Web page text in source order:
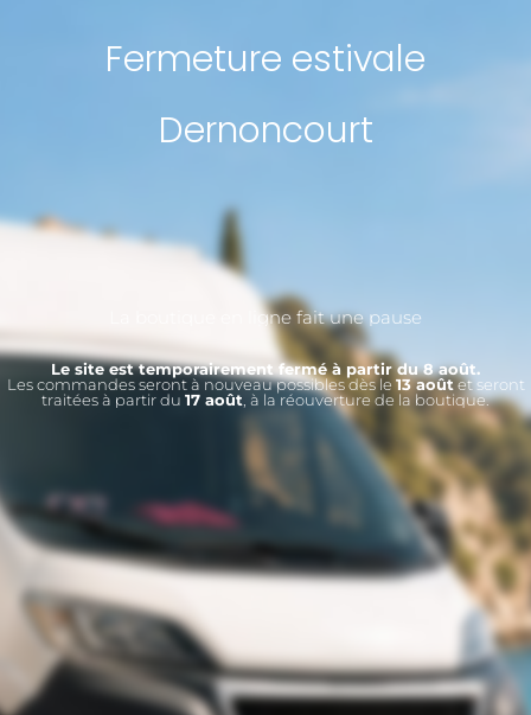
Fermeture estivale
Dernoncourt
La boutique en ligne fait une pause
Le site est temporairement fermé à partir du 8 août.
Les commandes seront à nouveau possibles dès le 13 août et seront
traitées à partir du 17 août , à la réouverture de la boutique.